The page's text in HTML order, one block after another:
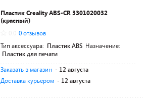
Пластик Creality ABS-CR 3301020032
(красный)
0 отзывов
Тип аксессуара: Пластик ABS Назначение:
Пластик для печати
Заказать в магазин - 12 августа
Доставка курьером - 12 августа